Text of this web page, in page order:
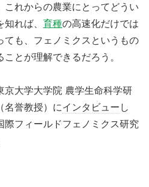
これからの農業にとってどうい
れば、 育種の高速化だけでは
ても、フェノミクスというもの
とが理解できるだろう。
京大学大学院 農学生命科学研
名誉教授）にインタビュー し
際フィールドフェノミクス研究